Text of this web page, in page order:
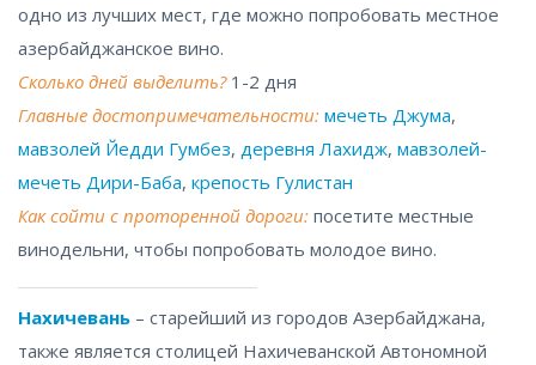
одно из лучших мест, где можно попробовать местное
азербайджанское вино.
Сколько дней выделить?1-2 дня
Главные достопримечательности: мечеть Джума,
мавзолей Йедди Гумбез, деревня Лахидж, мавзолей-
мечеть Дири-Баба, крепость Гулистан
Как сойти с проторенной дороги: посетите местные
винодельни, чтобы попробовать молодое вино.
Нахичевань – старейший из городов Азербайджана,
также является столицей Нахичеванской Автономной